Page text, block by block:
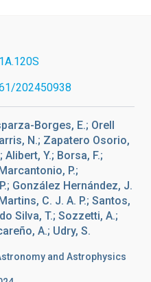
202450938
Borges, E.; Orell
N.; Zapatero Osorio,
Alibert, Y.; Borsa, F.;
P.;
González Hernández, J.
C. J. A. P.; Santos,
Silva, T.; Sozzetti, A.;
A.; Udry, S.
and Astrophysics